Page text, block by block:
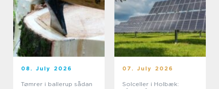
08. July 2026
Tømrer i ballerup sådan
07. July 2026
Solceller i Holbæk: